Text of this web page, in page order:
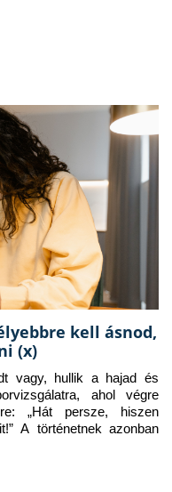
kell ásnod,
(x)
vagy, hullik a hajad és
ahol végre
„Hát persze, hiszen
A történetnek azonban